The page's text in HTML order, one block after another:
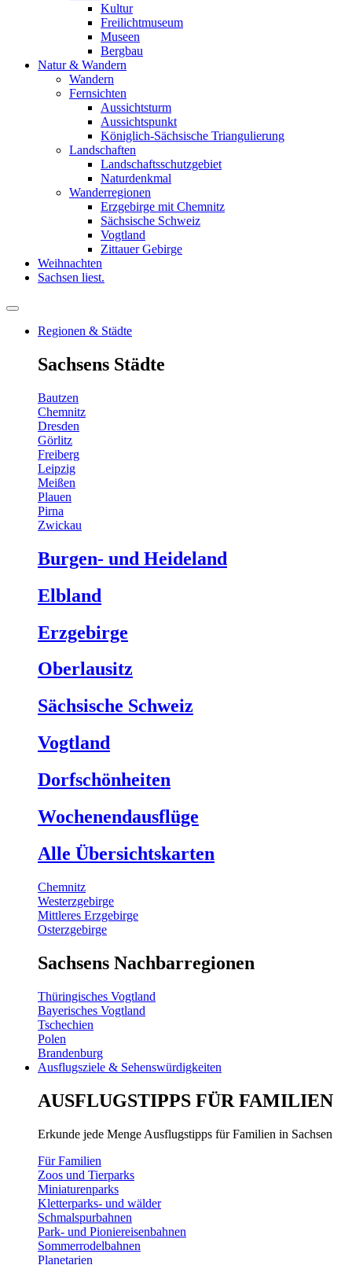
Kultur
Freilichtmuseum
Museen
Bergbau
Natur & Wandern
Wandern
Fernsichten
Aussichtsturm
Aussichtspunkt
Königlich-Sächsische Triangulierung
Landschaften
Landschaftsschutzgebiet
Naturdenkmal
Wanderregionen
Erzgebirge mit Chemnitz
Sächsische Schweiz
Vogtland
Zittauer Gebirge
Weihnachten
Sachsen liest.
Regionen & Städte
Sachsens Städte
Bautzen
Chemnitz
Dresden
Görlitz
Freiberg
Leipzig
Meißen
Plauen
Pirna
Zwickau
Burgen- und Heideland
Elbland
Erzgebirge
Oberlausitz
Sächsische Schweiz
Vogtland
Dorfschönheiten
Wochenendausflüge
Alle Übersichtskarten
Chemnitz
Westerzgebirge
Mittleres Erzgebirge
Osterzgebirge
Sachsens Nachbarregionen
Thüringisches Vogtland
Bayerisches Vogtland
Tschechien
Polen
Brandenburg
Ausflugsziele & Sehenswürdigkeiten
AUSFLUGSTIPPS FÜR FAMILIEN
Erkunde jede Menge Ausflugstipps für Familien in Sachsen
Für Familien
Zoos und Tierparks
Miniaturenparks
Kletterparks- und wälder
Schmalspurbahnen
Park- und Pioniereisenbahnen
Sommerrodelbahnen
Planetarien